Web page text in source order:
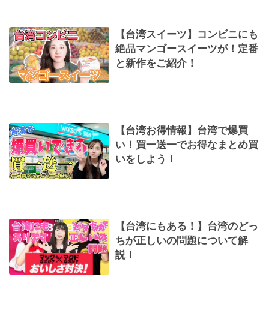
【台湾スイーツ】コンビニにも
絶品マンゴースイーツが！定番
と新作をご紹介！
【台湾お得情報】台湾で爆買
い！買一送一でお得なまとめ買
いをしよう！
【台湾にもある！】台湾のどっ
ちが正しいの問題について解
説！